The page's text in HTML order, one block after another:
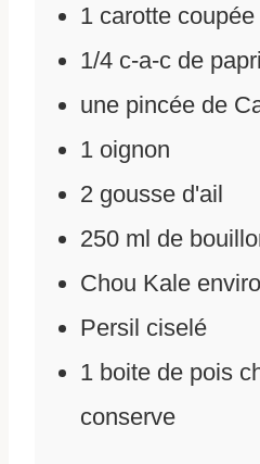
1 carotte
1/4 c-a-c de
une pincée de
1 oignon
2 gousse d'ail
250 ml de
Chou Kale
Persil ciselé
1 boite de pois
conserve